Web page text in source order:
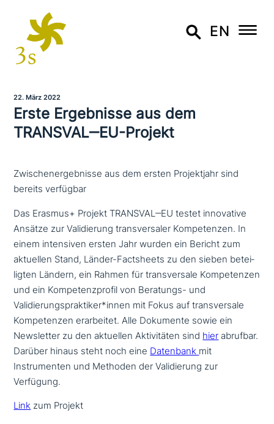
EN
22. März 2022
Erste Ergebnisse aus dem
TRANSVAL‒EU-Projekt
Zwischenergebnisse aus dem ersten Projektjahr sind
bereits verfügbar
Das Erasmus+ Projekt TRANSVAL‒EU testet inno­va­ti­ve
Ansätze zur Validierung trans­ver­sa­ler Kompetenzen. In
einem inten­si­ven ersten Jahr wurden ein Bericht zum
aktuellen Stand, Länder-Factsheets zu den sieben betei­
lig­ten Ländern, ein Rahmen für trans­ver­sa­le Kompetenzen
und ein Kompetenzprofil von Beratungs- und
Validierungspraktiker*innen mit Fokus auf trans­ver­sa­le
Kompetenzen erar­bei­tet. Alle Dokumente sowie ein
Newsletter zu den aktuellen Aktivitäten sind hier abrufbar.
Darüber hinaus steht noch eine Datenbank mit
Instrumenten und Methoden der Validierung zur
Verfügung.
Link zum Projekt